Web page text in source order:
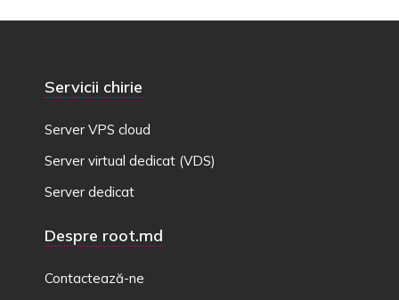
Servicii chirie
Server VPS cloud
Server virtual dedicat (VDS)
Server dedicat
Despre root.md
Contactează-ne